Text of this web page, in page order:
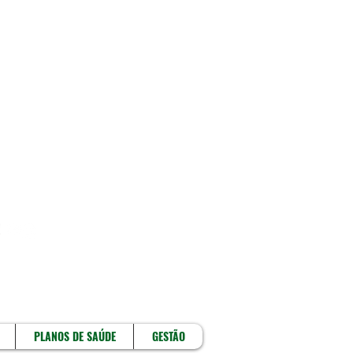
PLANOS DE SAÚDE GESTÃO